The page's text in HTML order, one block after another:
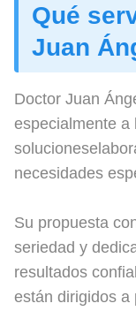
Qué
Juan
Doctor Juan
especialmente a
necesidades
Su propuesta
seriedad y
resultados
están dirigidos a